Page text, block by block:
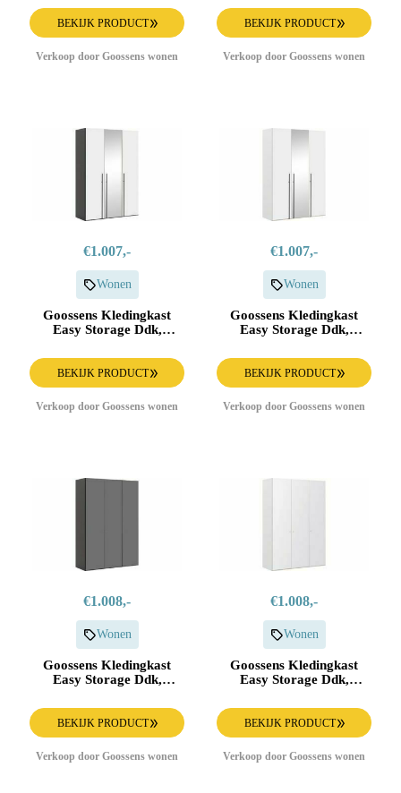
breed, 220 cm hoog, 2x
draaideur en 1x spiegel
draaideur midden
BEKIJK PRODUCT
Verkoop door Goossens wonen
breed, 220 cm hoog, 2x
draaideur en 1x spiegel
draaideur midden
BEKIJK PRODUCT
Verkoop door Goossens wonen
€1.007,-
Wonen
Goossens Kledingkast
Easy Storage Ddk,
breed, 220 cm hoog, 2x
draaideur en 1x spiegel
draaideur midden
BEKIJK PRODUCT
Verkoop door Goossens wonen
€1.007,-
Wonen
Goossens Kledingkast
Easy Storage Ddk,
breed, 220 cm hoog, 2x
draaideur en 1x spiegel
draaideur midden
BEKIJK PRODUCT
Verkoop door Goossens wonen
€1.008,-
Wonen
Goossens Kledingkast
Easy Storage Ddk,
breed, 220 cm hoog, 3x
glas draaideur
BEKIJK PRODUCT
Verkoop door Goossens wonen
€1.008,-
Wonen
Goossens Kledingkast
Easy Storage Ddk,
breed, 220 cm hoog, 3x
glas draaideur
BEKIJK PRODUCT
Verkoop door Goossens wonen